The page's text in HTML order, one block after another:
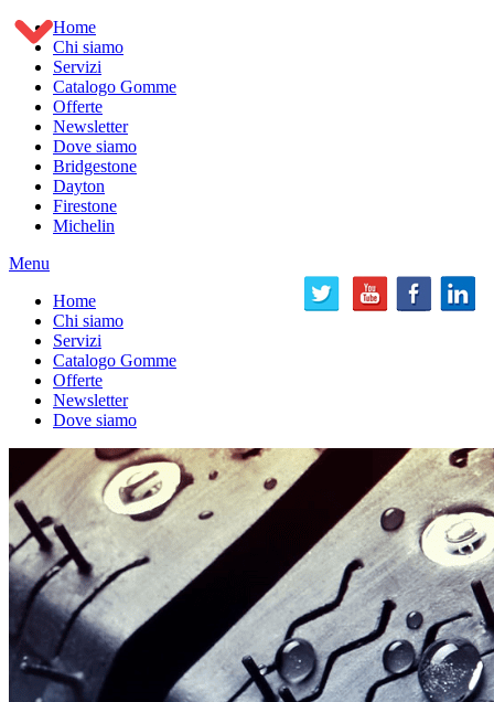
Home
Chi siamo
Servizi
Catalogo Gomme
Offerte
Newsletter
Dove siamo
Bridgestone
Dayton
Firestone
Michelin
Menu
Home
Chi siamo
Servizi
Catalogo Gomme
Offerte
Newsletter
Dove siamo